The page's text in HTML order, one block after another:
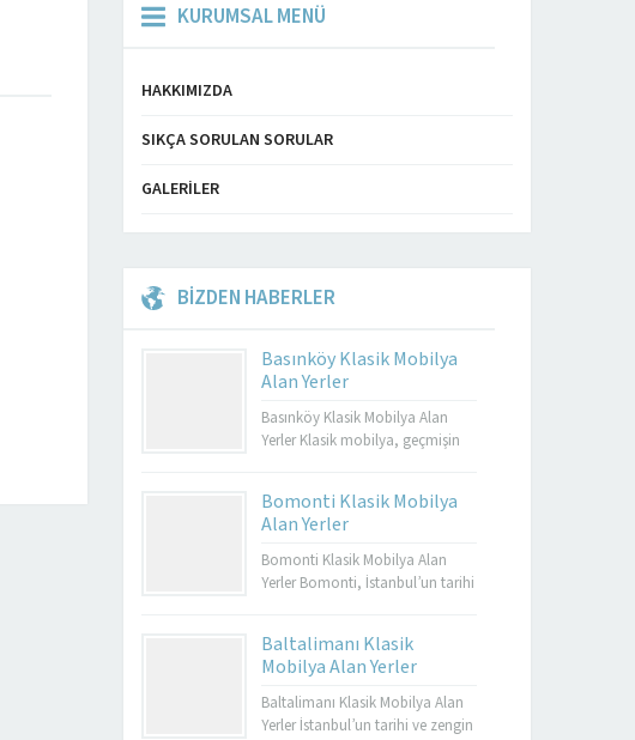
KURUMSAL MENÜ
HAKKIMIZDA
SIKÇA SORULAN SORULAR
GALERILER
BİZDEN HABERLER
Basınköy Klasik Mobilya
Alan Yerler
Basınköy Klasik Mobilya Alan
Yerler Klasik mobilya, geçmişin
yansımasıdır. Bu tür mobilyalar,
hem görsel açıdan çekici hem de
dayanıklı olmalarıyla bilinir.
Basınköy klasik mobilya alan
mükemmel bir seçenektir. Eğer siz
de eski mobilyalarınızı satmayı...
Bomonti Klasik Mobilya
Alan Yerler
Bomonti Klasik Mobilya Alan
Yerler Bomonti, İstanbul’un tarihi
aynı zamanda klasik
mobilyaların en iyi adreslerinden
biri olarak da ün kazanmıştır.
Bomonti, tarihi atmosferi ile öne
Baltalimanı Klasik
Mobilya Alan Yerler
Baltalimanı Klasik Mobilya Alan
Yerler İstanbul’un tarihi ve zengin
Müşteri Temsilcisi